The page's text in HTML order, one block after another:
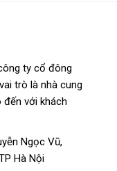
ty cổ đông
trò là nhà cung
với khách
Ngọc Vũ,
Hà Nội